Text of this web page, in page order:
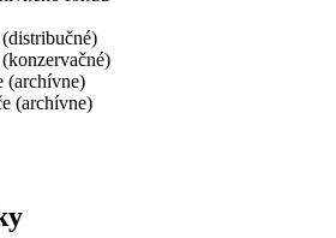
(archívne)
(archívne)